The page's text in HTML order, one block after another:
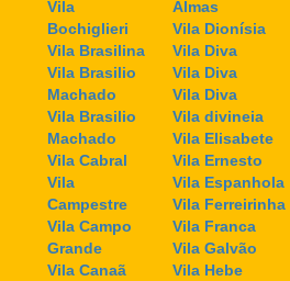
Vila
Bochiglieri
Vila Brasilina
Vila Brasilio
Machado
Vila Brasilio
Machado
Vila Cabral
Vila
Campestre
Vila Campo
Grande
Vila Canaã
Almas
Vila Dionísia
Vila Diva
Vila Diva
Vila Diva
Vila divineia
Vila Elisabete
Vila Ernesto
Vila Espanhola
Vila Ferreirinha
Vila Franca
Vila Galvão
Vila Hebe